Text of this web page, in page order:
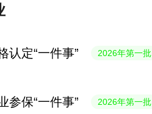
认定“一件事” 2026年第一批
参保“一件事” 2026年第一批